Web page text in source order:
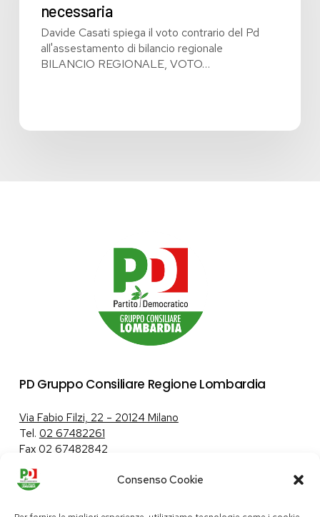
Consenso Cookie
necessaria
Davide Casati spiega il voto contrario del Pd
all'assestamento di bilancio regionale
BILANCIO REGIONALE, VOTO…
PD Gruppo Consiliare Regione Lombardia
Via Fabio Filzi, 22 – 20124 Milano
Tel. 02 67482261
Fax 02 67482842
Tutela dei dati personali|Politica sui cookie